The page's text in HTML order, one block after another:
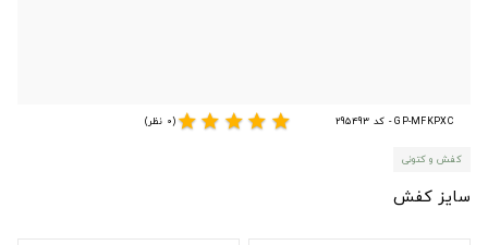
GP-MFKPXC - کد 295493 star
star
star
star
star(0 نظر)
کفش و کتونی
سایز کفش